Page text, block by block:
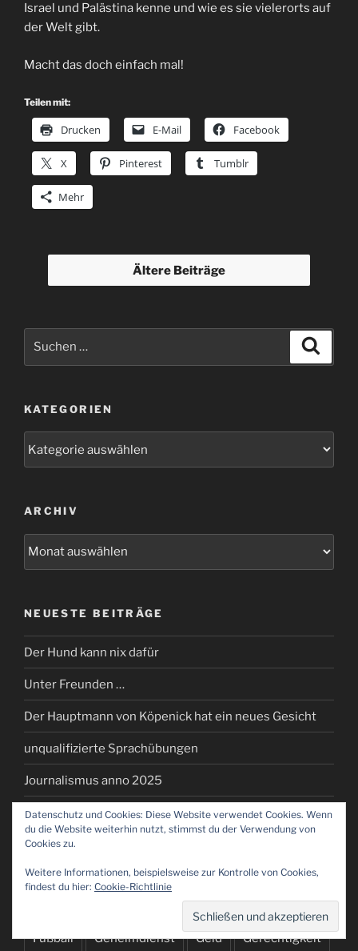
Israel und Palästina kenne und wie es sie vielerorts auf
der Welt gibt.
Macht das doch einfach mal!
Teilen mit:
Drucken E-Mail Facebook
X Pinterest Tumblr
Mehr
Ältere Beiträge
KATEGORIEN
ARCHIV
NEUESTE BEITRÄGE
Der Hund kann nix dafür
Unter Freunden …
Der Hauptmann von Köpenick hat ein neues Gesicht
unqualifizierte Sprachübungen
Journalismus anno 2025
SCHLAGWÖRTER
Arzt Demokratie Eltern Ethik EU
Flüchtling Freiheit
Fußball Geheimdienst Geld Gerechtigkeit
Datenschutz und Cookies: Diese Website verwendet Cookies. Wenn
du die Website weiterhin nutzt, stimmst du der Verwendung von
Cookies zu.
Weitere Informationen, beispielsweise zur Kontrolle von Cookies,
findest du hier: Cookie-Richtlinie